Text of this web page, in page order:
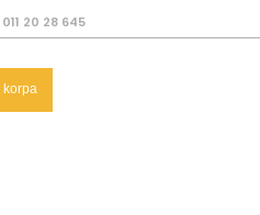
011 20 28 645